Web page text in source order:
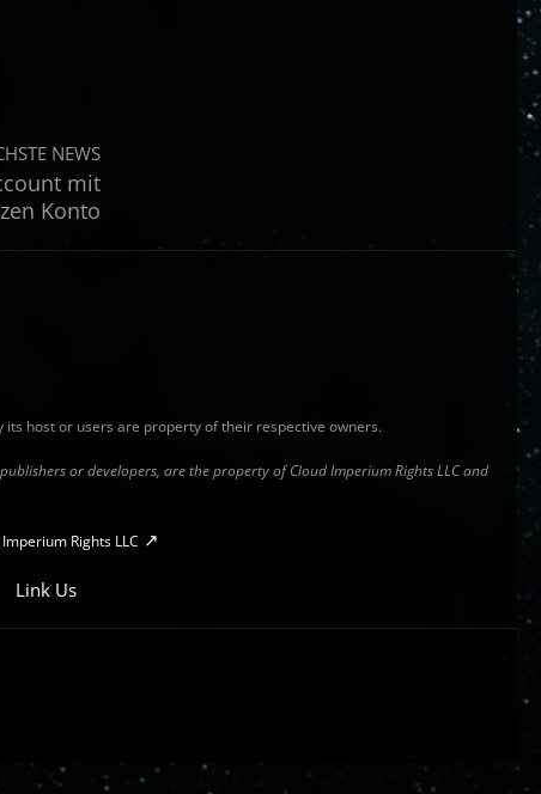
NEWS
mit
Konto
host or users are property of their respective owners.
or developers, are the property of Cloud Imperium Rights LLC and
Rights LLC
Link Us